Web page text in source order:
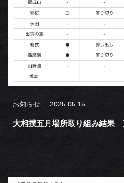
お知らせ 2025.05.15
大相撲五月場所取り組み結果